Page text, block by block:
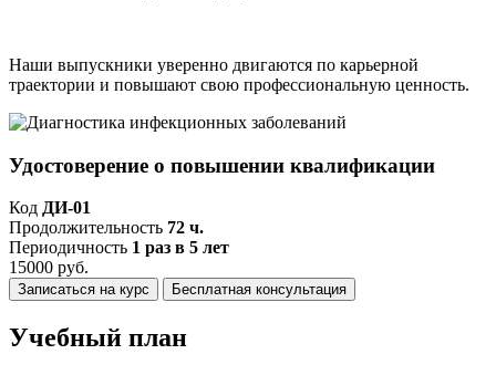
Наши выпускники уверенно двигаются по карьерной
траектории и повышают свою профессиональную ценность.
Удостоверение о повышении квалификации
Код ДИ-01
Продолжительность 72 ч.
Периодичность 1 раз в 5 лет
15000 руб.
Записаться на курс Бесплатная консультация
Учебный план